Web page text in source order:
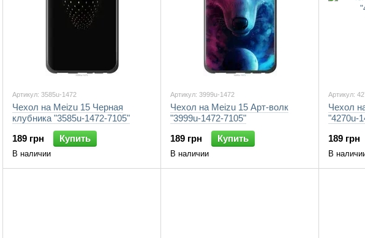
Артикул: 3585u-1472
Чехол на Meizu 15 Черная
клубника "3585u-1472-7105"
189 грн
Купить
В наличии
Артикул: 3999u-1472
Чехол на Meizu 15 Арт-волк
"3999u-1472-7105"
189 грн
Купить
В наличии
Артикул:
Чехол
"4270u-
189 грн
В